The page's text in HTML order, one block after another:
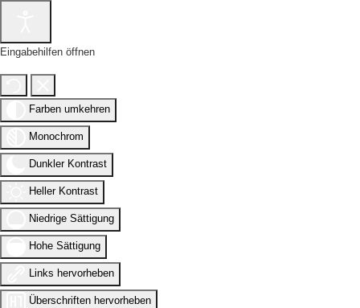
Eingabehilfen öffnen
Farben umkehren
Monochrom
Dunkler Kontrast
Heller Kontrast
Niedrige Sättigung
Hohe Sättigung
Links hervorheben
Überschriften hervorheben